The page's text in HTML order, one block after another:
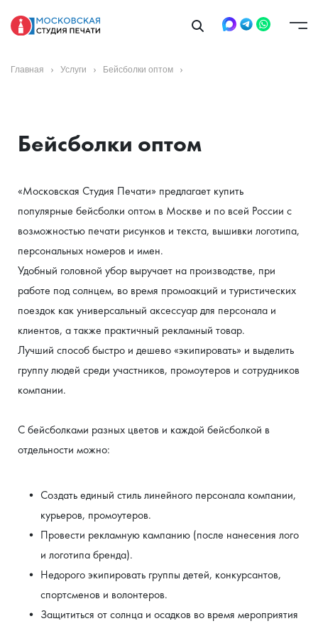
Главная Услуги Бейсболки оптом
Бейсболки оптом
«Московская Студия Печати» предлагает купить
популярные бейсболки оптом в Москве и по всей России с
возможностью печати рисунков и текста, вышивки логотипа,
персональных номеров и имен.
Удобный головной убор выручает на производстве, при
работе под солнцем, во время промоакций и туристических
поездок как универсальный аксессуар для персонала и
клиентов, а также практичный рекламный товар.
Лучший способ быстро и дешево «экипировать» и выделить
группу людей среди участников, промоутеров и сотрудников
компании.
С бейсболками разных цветов и каждой бейсболкой в
отдельности можно:
Создать единый стиль линейного персонала компании,
курьеров, промоутеров.
Провести рекламную кампанию (после нанесения лого
и логотипа бренда).
Недорого экипировать группы детей, конкурсантов,
спортсменов и волонтеров.
Защититься от солнца и осадков во время мероприятия